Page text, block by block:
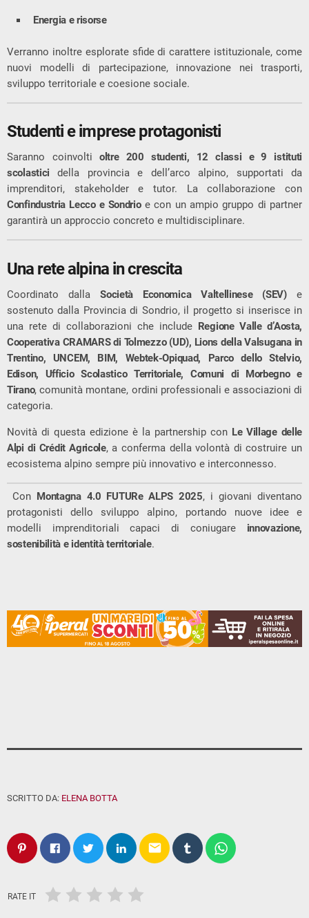
Energia e risorse
Verranno inoltre esplorate sfide di carattere istituzionale, come
nuovi modelli di partecipazione, innovazione nei trasporti,
sviluppo territoriale e coesione sociale.
Studenti e imprese protagonisti
Saranno coinvoltioltre 200 studenti, 12 classi e 9 istituti
scolastici della provincia e dell’arco alpino, supportati da
imprenditori, stakeholder e tutor. La collaborazione con
Confindustria Lecco e Sondrioe con un ampio gruppo di partner
garantirà un approccio concreto e multidisciplinare.
Una rete alpina in crescita
Coordinato dallaSocietà Economica Valtellinese (SEV)e
sostenuto dalla Provincia di Sondrio, il progetto si inserisce in
una rete di collaborazioni che include Regione Valle d’Aosta,
Cooperativa CRAMARS di Tolmezzo (UD), Lions della Valsugana in
Trentino, UNCEM, BIM, Webtek-Opiquad, Parco dello Stelvio,
Edison, Ufficio Scolastico Territoriale, Comuni di Morbegno e
Tirano, comunità montane, ordini professionali e associazioni di
categoria.
Novità di questa edizione è la partnership con Le Village delle
Alpi di Crédit Agricole, a conferma della volontà di costruire un
ecosistema alpino sempre più innovativo e interconnesso.
Con Montagna 4.0 FUTURe ALPS 2025, i giovani diventano
protagonisti dello sviluppo alpino, portando nuove idee e
modelli imprenditoriali capaci di coniugare innovazione,
sostenibilità e identità territoriale.
SCRITTO DA: ELENA BOTTA
email
RATE IT